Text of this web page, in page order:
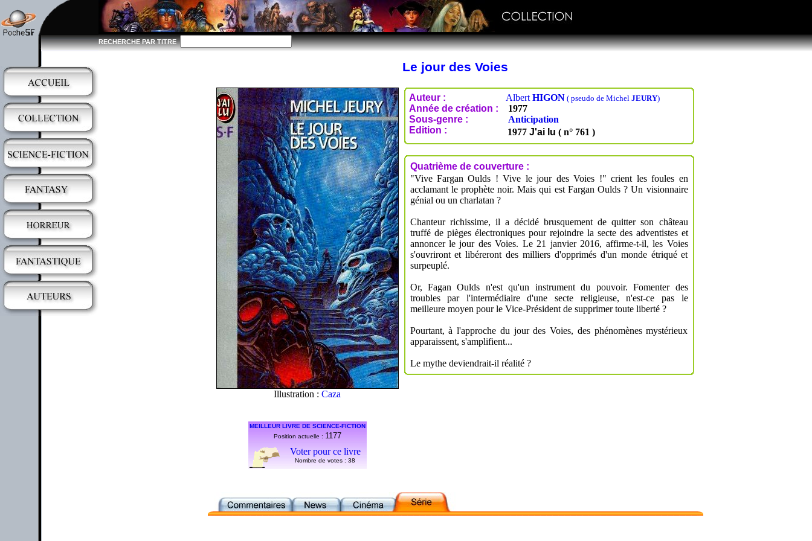
RECHERCHE PAR TITRE
Le jour des Voies
Illustration : Caza
MEILLEUR LIVRE DE SCIENCE-FICTION
Position actuelle : 1177
Voter pour ce livre
Nombre de votes : 38
Auteur : Albert HIGON ( pseudo de Michel JEURY)
Année de création :
1977
Sous-genre :
Anticipation
Edition :
1977 J'ai lu ( n° 761 )
Quatrième de couverture :
"Vive Fargan Oulds ! Vive le jour des Voies !" crient les foules en
acclamant le prophète noir. Mais qui est Fargan Oulds ? Un visionnaire
génial ou un charlatan ?
Chanteur richissime, il a décidé brusquement de quitter son château
truffé de pièges électroniques pour rejoindre la secte des adventistes et
annoncer le jour des Voies. Le 21 janvier 2016, affirme-t-il, les Voies
s'ouvriront et libéreront des milliers d'opprimés d'un monde étriqué et
surpeuplé.
Or, Fagan Oulds n'est qu'un instrument du pouvoir. Fomenter des
troubles par l'intermédiaire d'une secte religieuse, n'est-ce pas le
meilleure moyen pour le Vice-Président de supprimer toute liberté ?
Pourtant, à l'approche du jour des Voies, des phénomènes mystérieux
apparaissent, s'amplifient...
Le mythe deviendrait-il réalité ?